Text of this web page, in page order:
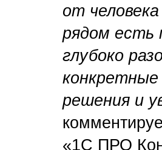
от
рядом есть
глубоко
решения и
«1С ПРО